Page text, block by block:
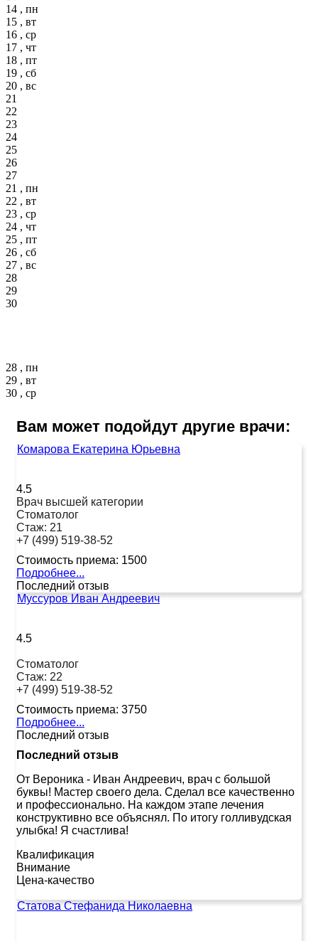
14 , пн
15 , вт
16 , ср
17 , чт
18 , пт
19 , сб
20 , вс
21
22
23
24
25
26
27
21 , пн
22 , вт
23 , ср
24 , чт
25 , пт
26 , сб
27 , вс
28
29
30
28 , пн
29 , вт
30 , ср
Вам может подойдут другие врачи:
Комарова Екатерина Юрьевна
4.5
Врач высшей категории
Стоматолог
Стаж: 21
+7 (499) 519-38-52
Стоимость приема: 1500
Подробнее...
Последний отзыв
Муссуров Иван Андреевич
4.5
Стоматолог
Стаж: 22
+7 (499) 519-38-52
Стоимость приема: 3750
Подробнее...
Последний отзыв
Последний отзыв
От Вероника - Иван Андреевич, врач с большой
буквы! Мастер своего дела. Сделал все качественно
и профессионально. На каждом этапе лечения
конструктивно все объяснял. По итогу голливудская
улыбка! Я счастлива!
Квалификация
Внимание
Цена-качество
Статова Стефанида Николаевна